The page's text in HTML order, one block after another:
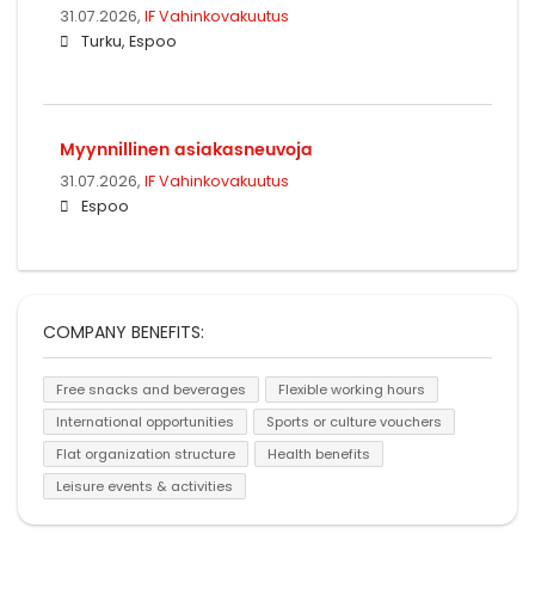
31.07.2026, IF Vahinkovakuutus
Turku, Espoo
Myynnillinen asiakasneuvoja
31.07.2026, IF Vahinkovakuutus
Espoo
COMPANY BENEFITS:
Free snacks and beverages
Flexible working hours
International opportunities
Sports or culture vouchers
Flat organization structure
Health benefits
Leisure events & activities